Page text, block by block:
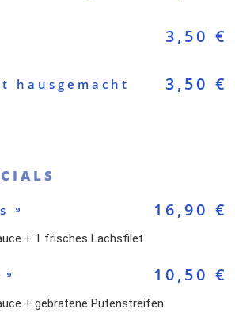
3,50 €
hausgemacht 3,50 €
⁹ 16,90 €
+ 1 frisches Lachsfilet
10,50 €
+ gebratene Putenstreifen